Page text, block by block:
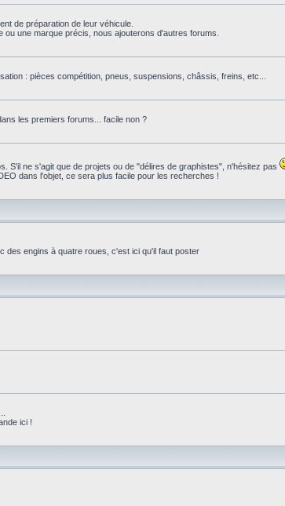
de préparation de leur véhicule.
une marque précis, nous ajouterons d'autres forums.
: pièces compétition, pneus, suspensions, châssis, freins, etc...
les premiers forums... facile non ?
S'il ne s'agit que de projets ou de "délires de graphistes", n'hésitez pas
dans l'objet, ce sera plus facile pour les recherches !
des engins à quatre roues, c'est ici qu'il faut poster
ici !